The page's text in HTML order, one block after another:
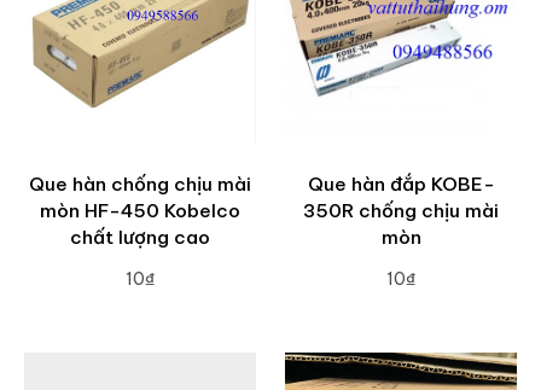
Que hàn chống chịu mài
mòn HF-450 Kobelco
chất lượng cao
10₫
Que hàn đắp KOBE-
350R chống chịu mài
mòn
10₫